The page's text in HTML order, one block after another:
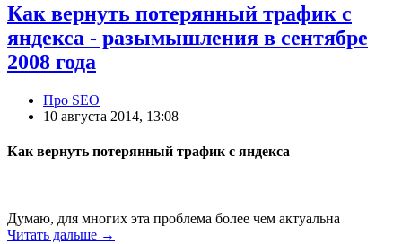
Как вернуть потерянный трафик с
яндекса - разымышления в сентябре
2008 года
Про SEO
10 августа 2014, 13:08
Как вернуть потерянный трафик с яндекса
Думаю, для многих эта проблема более чем актуальна
Читать дальше →